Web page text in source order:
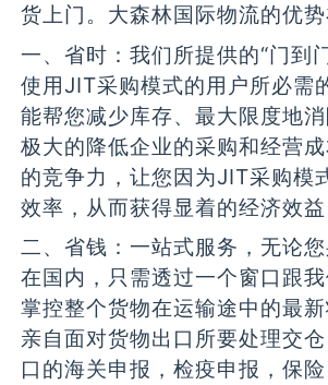
货上门。大森林国际物流的优势
一、省时：我们所提供的“门到
使用JIT采购模式的用户所必需
能帮您减少库存、最大限度地消
极大的降低企业的采购和经营
的竞争力，让您因为JIT采购模
效率，从而获得显着的经济效益
二、省钱：一站式服务，无论
在国内，只需透过一个窗口跟
掌控整个货物在运输途中的最
亲自面对货物出口所要处理交
口的海关申报，检疫申报，保险